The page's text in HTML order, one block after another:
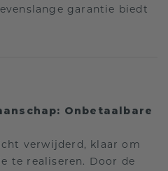
garantie biedt
Onbetaalbare
verwijderd, klaar om
te realiseren. Door de